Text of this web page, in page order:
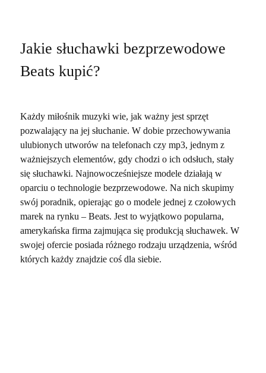
Jakie słuchawki bezprzewodowe
Beats kupić?
Każdy miłośnik muzyki wie, jak ważny jest sprzęt
pozwalający na jej słuchanie. W dobie przechowywania
ulubionych utworów na telefonach czy mp3, jednym z
ważniejszych elementów, gdy chodzi o ich odsłuch, stały
się słuchawki. Najnowocześniejsze modele działają w
oparciu o technologie bezprzewodowe. Na nich skupimy
swój poradnik, opierając go o modele jednej z czołowych
marek na rynku – Beats. Jest to wyjątkowo popularna,
amerykańska firma zajmująca się produkcją słuchawek. W
swojej ofercie posiada różnego rodzaju urządzenia, wśród
których każdy znajdzie coś dla siebie.